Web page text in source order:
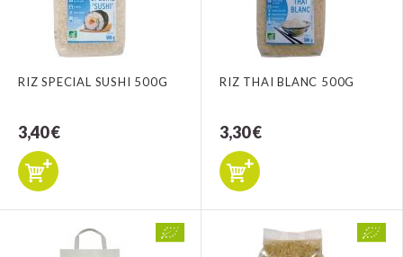
RIZ SPECIAL SUSHI 500G
3,40 €
RIZ THAI BLANC 500G
3,30 €